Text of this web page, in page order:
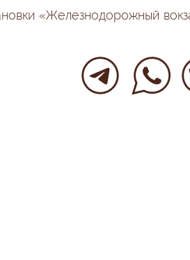
«Железнодорожный